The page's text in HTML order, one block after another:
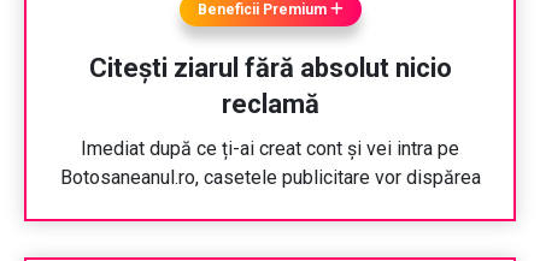
Beneficii Premium
Citești ziarul fără absolut nicio
reclamă
Imediat după ce ți-ai creat cont și vei intra pe
Botosaneanul.ro, casetele publicitare vor dispărea